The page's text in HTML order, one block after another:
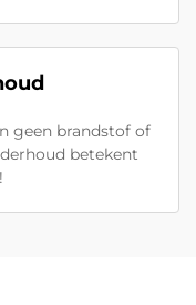
geen brandstof of
betekent